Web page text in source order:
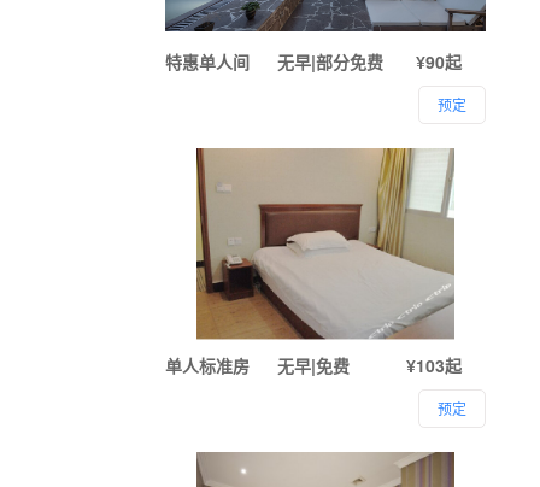
特惠单人间 ¥90起
无早|部分免费
预定
单人标准房 ¥103起
无早|免费
预定